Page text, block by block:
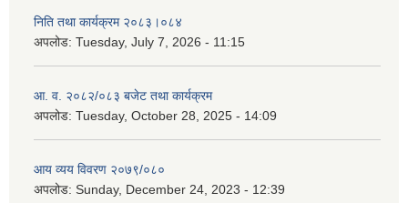
निति तथा कार्यक्रम २०८३।०८४
अपलोड: Tuesday, July 7, 2026 - 11:15
आ. व. २०८२/०८३ बजेट तथा कार्यक्रम
अपलोड: Tuesday, October 28, 2025 - 14:09
आय व्यय विवरण २०७९/०८०
अपलोड: Sunday, December 24, 2023 - 12:39